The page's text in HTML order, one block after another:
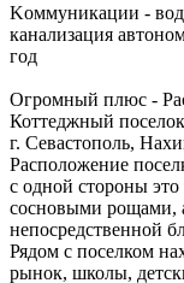
Kоммуникации -
канализация
год
Огpомный плюc -
Коттеджный
г. Севастополь,
Расположение
с одной стороны
сосновыми рощами,
непосредственной
Рядом с поселком
рынок, школы,